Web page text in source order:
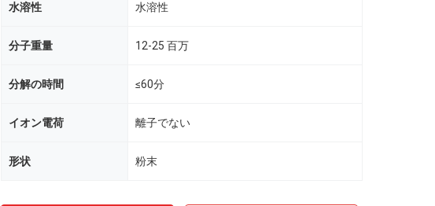
水溶性 水溶性
分子重量 12-25 百万
分解の時間 ≤60分
イオン電荷 離子でない
形状 粉末